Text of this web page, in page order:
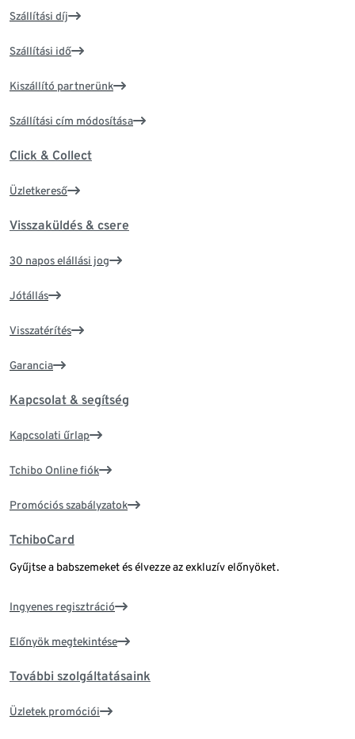
Szállítási díj
Szállítási idő
Kiszállító partnerünk
Szállítási cím módosítása
Click & Collect
Üzletkereső
Visszaküldés & csere
30 napos elállási jog
Jótállás
Visszatérítés
Garancia
Kapcsolat & segítség
Kapcsolati űrlap
Tchibo Online fiók
Promóciós szabályzatok
TchiboCard
Gyűjtse a babszemeket és élvezze az exkluzív előnyöket.
Ingyenes regisztráció
Előnyök megtekintése
További szolgáltatásaink
Üzletek promóciói